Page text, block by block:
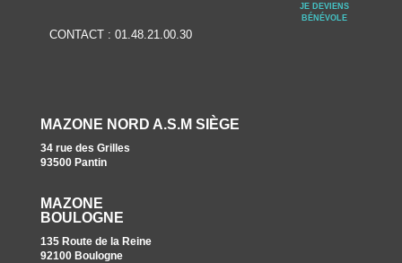
CONTACT : 01.48.21.00.30
JE DEVIENS
BÉNÉVOLE
MAZONE NORD A.S.M SIÈGE
34 rue des Grilles
93500 Pantin
MAZONE
BOULOGNE
135 Route de la Reine
92100 Boulogne